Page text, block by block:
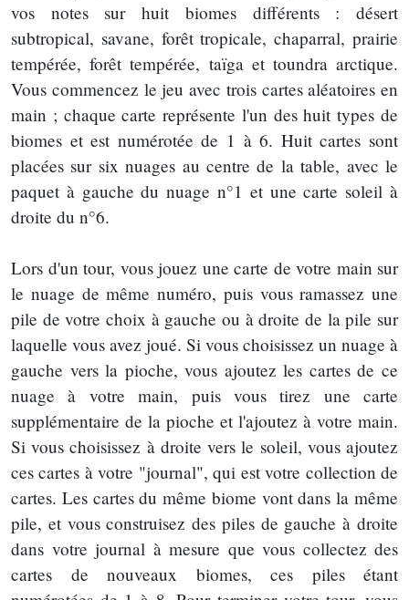
vos notes sur huit biomes différents : désert
subtropical, savane, forêt tropicale, chaparral, prairie
tempérée, forêt tempérée, taïga et toundra arctique.
Vous commencez le jeu avec trois cartes aléatoires en
main ; chaque carte représente l'un des huit types de
biomes et est numérotée de 1 à 6. Huit cartes sont
placées sur six nuages au centre de la table, avec le
paquet à gauche du nuage n°1 et une carte soleil à
droite du n°6.
Lors d'un tour, vous jouez une carte de votre main sur
le nuage de même numéro, puis vous ramassez une
pile de votre choix à gauche ou à droite de la pile sur
laquelle vous avez joué. Si vous choisissez un nuage à
gauche vers la pioche, vous ajoutez les cartes de ce
nuage à votre main, puis vous tirez une carte
supplémentaire de la pioche et l'ajoutez à votre main.
Si vous choisissez à droite vers le soleil, vous ajoutez
ces cartes à votre "journal", qui est votre collection de
cartes. Les cartes du même biome vont dans la même
pile, et vous construisez des piles de gauche à droite
dans votre journal à mesure que vous collectez des
cartes de nouveaux biomes, ces piles étant